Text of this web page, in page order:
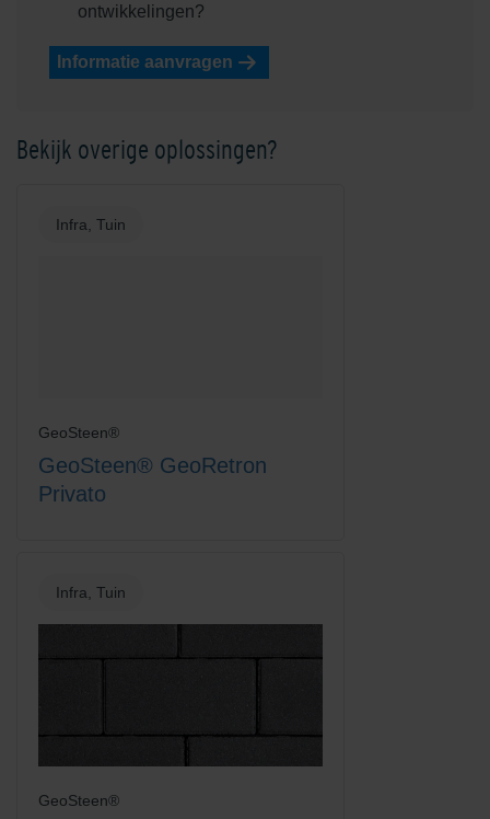
ontwikkelingen?
Informatie aanvragen
Bekijk overige oplossingen?
Infra, Tuin
GeoSteen®
GeoSteen® GeoRetron
Privato
Infra, Tuin
GeoSteen®